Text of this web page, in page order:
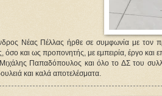
Νέας Πέλλας ήρθε σε συμφωνία με τον
όσο και ως προπονητής, με εμπειρία, έργο και
Παπαδόπουλος και όλο το ΔΣ του
και καλά αποτελέσματα.